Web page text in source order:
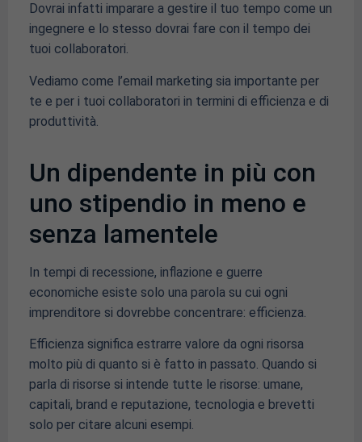
Dovrai infatti imparare a gestire il tuo tempo come un
ingegnere e lo stesso dovrai fare con il tempo dei
tuoi collaboratori.
Vediamo come l’email marketing sia importante per
te e per i tuoi collaboratori in termini di efficienza e di
produttività.
Un dipendente in più con
uno stipendio in meno e
senza lamentele
In tempi di recessione, inflazione e guerre
economiche esiste solo una parola su cui ogni
imprenditore si dovrebbe concentrare: efficienza.
Efficienza significa estrarre valore da ogni risorsa
molto più di quanto si è fatto in passato. Quando si
parla di risorse si intende tutte le risorse: umane,
capitali, brand e reputazione, tecnologia e brevetti
solo per citare alcuni esempi.